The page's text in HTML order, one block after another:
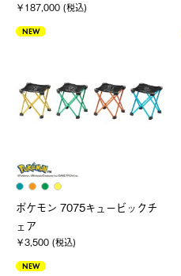
￥187,000 (税込)
NEW
ポケモン 7075キュービックチ
ェア
￥3,500 (税込)
NEW